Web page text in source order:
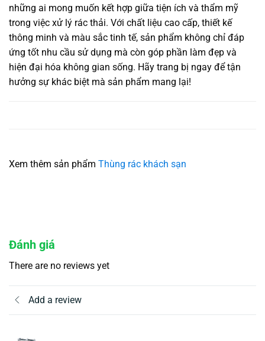
những ai mong muốn kết hợp giữa tiện ích và thẩm mỹ
trong việc xử lý rác thải. Với chất liệu cao cấp, thiết kế
thông minh và màu sắc tinh tế, sản phẩm không chỉ đáp
ứng tốt nhu cầu sử dụng mà còn góp phần làm đẹp và
hiện đại hóa không gian sống. Hãy trang bị ngay để tận
hưởng sự khác biệt mà sản phẩm mang lại!
Xem thêm sản phẩm Thùng rác khách sạn
Đánh giá
There are no reviews yet
Add a review